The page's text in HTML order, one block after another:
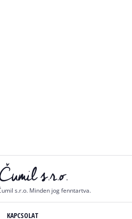
s.r.o. Minden jog fenntartva.
KAPCSOLAT